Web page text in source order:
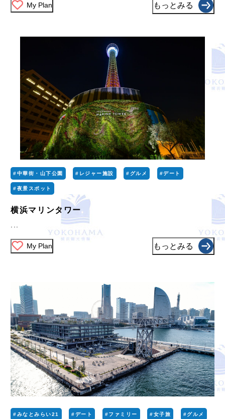
My Plan もっとみる
#中華街・山下公園 #レジャー施設 #グルメ #デート
#夜景スポット
横浜マリンタワー
My Plan もっとみる
#みなとみらい21 #デート #ファミリー #女子旅 #グルメ